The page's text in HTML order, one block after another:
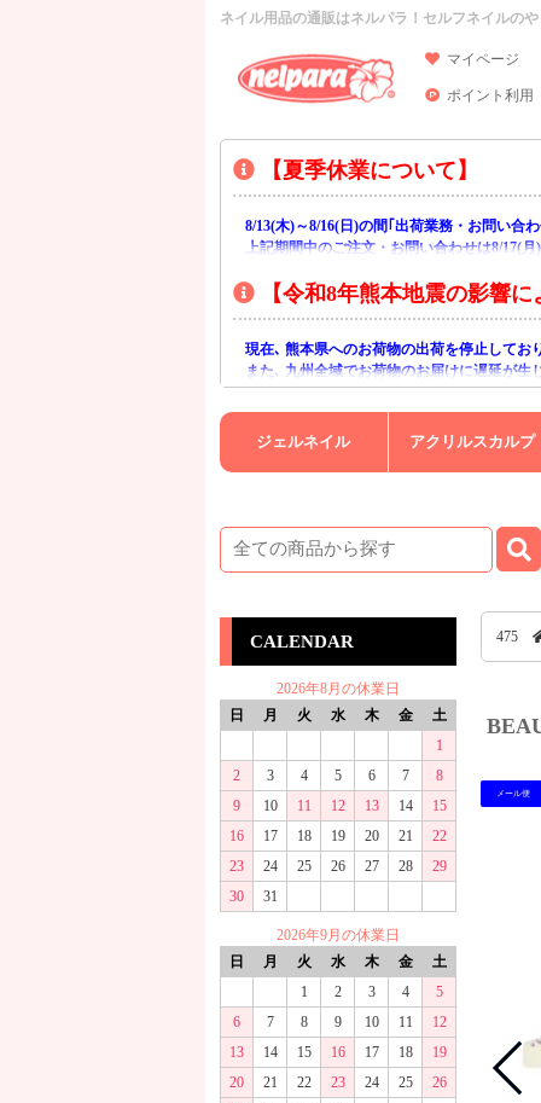
ネイル用品の通販はネルパラ！セルフネイルの
マイページ
ポイント利用
【夏季休業について】
8/13(木)～8/16(日)の間｢出荷業務・お問い合
上記期間中のご注文・お問い合わせは8/17(
【令和8年熊本地震の影響
現在､ 熊本県へのお荷物の出荷を停止してお
また､ 九州全域でお荷物のお届けに遅延が生
ご不便をおかけいたしますが､ 何卒ご理解賜
ジェルネイル アクリルスカルプ
CALENDAR
2026年8月の休業日
日
月 火 水 木 金
土
1
2
3 4 5 6 7
8
9
10 11 12 13 14
15
16
17 18 19 20 21
22
23
24 25 26 27 28
29
30
31
2026年9月の休業日
日
月 火 水 木 金
土
1
2 3 4
5
6
7 8 9 10 11
12
13
14 15 16 17 18
19
20
21 22 23 24 25
26
475
メール便